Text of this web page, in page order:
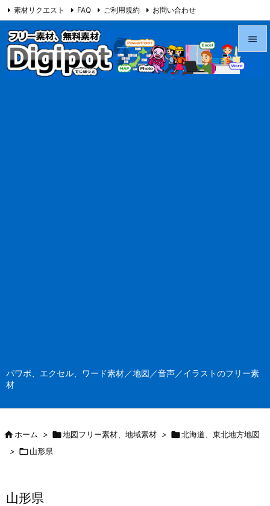
パワポ、エクセル、ワード素材／地図／音声／イラストのフリー素
材

素材リクエスト FAQ ご利用規約 お問い合わせ
当サイト（Digipot.net）について
ホーム > 地図フリー素材、地域素材 > 北海道、東北地方地図
> 山形県
山形県